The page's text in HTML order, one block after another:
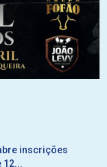
inscrições
12...